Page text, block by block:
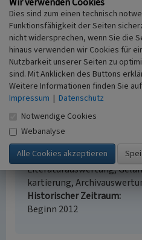
Ehemaliges Stift Elsey
423)
Schlagwörter
Kulturlandschaftsbereich
Kirchengebäude Kirchplatz
Fachsicht(en)
Kulturlandschaftspflege,
Denkmalpflege,
Erfassungsmaßstab
i.d.R. 1:25.000 (kleiner als
Erfassungsmethode
Literaturauswertung,
kartierung,
Historischer Zeitraum
Beginn 2012
Dies sind zum einen technisch
Funktionsfähigkeit der Seiten
nicht widersprechen, wenn Sie die
hinaus verwenden wir Cookies für
Nutzbarkeit unserer Seiten zu
sind. Mit Anklicken des Buttons
Weitere Informationen finden Sie
Impressum | Datenschutz
Notwendige Cookies
Webanalyse